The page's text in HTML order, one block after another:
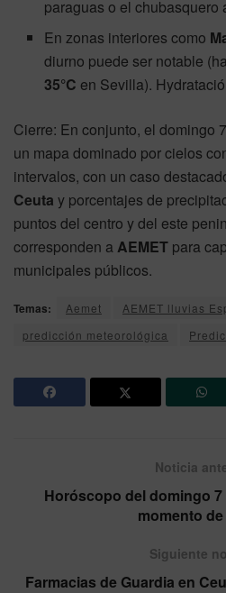
paraguas o el chubasquero
En zonas interiores como
diurno puede ser notable
35°C en Sevilla).
Cierre: En conjunto, el domingo
un mapa dominado por cielos
intervalos, con un caso
Ceuta y porcentajes de
puntos del centro y del este
corresponden aAEMET para
municipales públicos.
Temas: Aemet AEMET lluvias
predicción meteorológica
Noticia
Horóscopo del domingo
momento
Siguiente
Farmacias de Guardia en